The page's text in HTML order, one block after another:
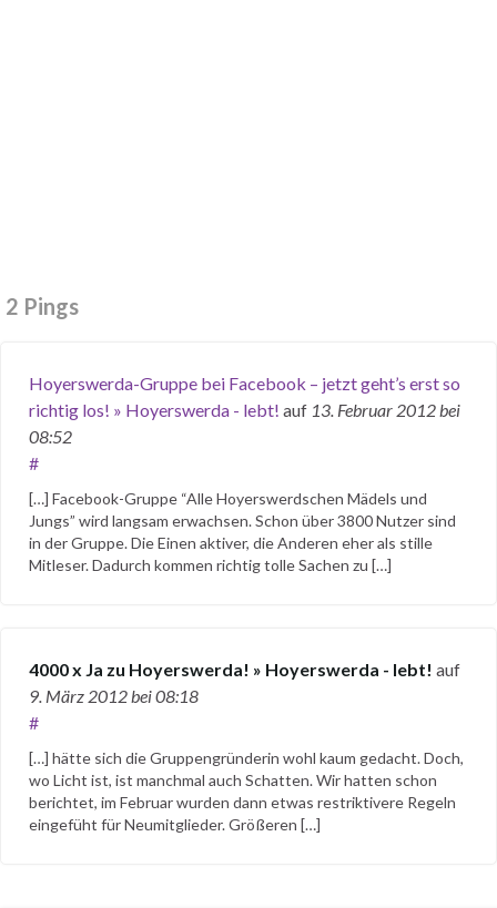
2 Pings
Hoyerswerda-Gruppe bei Facebook – jetzt geht’s erst so
richtig los! » Hoyerswerda - lebt! auf 13. Februar 2012bei
08:52
#
[…] Facebook-Gruppe “Alle Hoyerswerdschen Mädels und
Jungs” wird langsam erwachsen. Schon über 3800 Nutzer sind
in der Gruppe. Die Einen aktiver, die Anderen eher als stille
Mitleser. Dadurch kommen richtig tolle Sachen zu […]
4000 x Ja zu Hoyerswerda! » Hoyerswerda - lebt! auf
9. März 2012bei 08:18
#
[…] hätte sich die Gruppengründerin wohl kaum gedacht. Doch,
wo Licht ist, ist manchmal auch Schatten. Wir hatten schon
berichtet, im Februar wurden dann etwas restriktivere Regeln
eingefüht für Neumitglieder. Größeren […]